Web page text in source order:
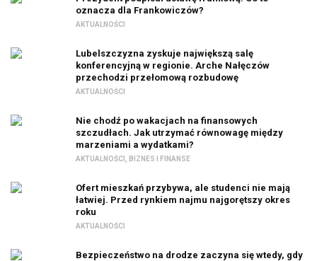
oznacza dla Frankowiczów?
AKTUALNOŚCI
Lubelszczyzna zyskuje największą salę
konferencyjną w regionie. Arche Nałęczów
przechodzi przełomową rozbudowę
AKTUALNOŚCI
Nie chodź po wakacjach na finansowych
szczudłach. Jak utrzymać równowagę między
marzeniami a wydatkami?
AKTUALNOŚCI BIZNES I FINANSE
Ofert mieszkań przybywa, ale studenci nie mają
łatwiej. Przed rynkiem najmu najgorętszy okres
roku
AKTUALNOŚCI
Bezpieczeństwo na drodze zaczyna się wtedy, gdy